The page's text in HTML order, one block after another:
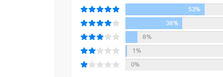
애플에서 쫓겨났던 잡스가 복귀 후 가장 먼저
선택한 것이다. 잡스는 ‘세상을 바꿀 수 있는 제
‘무엇을 할까?’보다 ‘무엇을 하지 않을까?’를
스타일만 고집한다. 살아가는 데 있어 불필요한
때문이다.
53%
38%
8%
1%
0%